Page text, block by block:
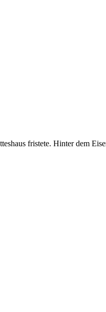
fristete. Hinter dem